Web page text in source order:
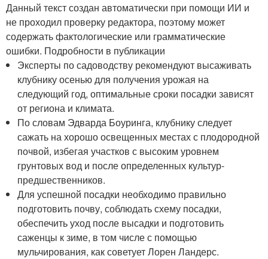
Данный текст создан автоматически при помощи ИИ и
не проходил проверку редактора, поэтому может
содержать фактологические или грамматические
ошибки. Подробности в публикации
Эксперты по садоводству рекомендуют высаживать
клубнику осенью для получения урожая на
следующий год, оптимальные сроки посадки зависят
от региона и климата.
По словам Эдварда Боуринга, клубнику следует
сажать на хорошо освещенных местах с плодородной
почвой, избегая участков с высоким уровнем
грунтовых вод и после определенных культур-
предшественников.
Для успешной посадки необходимо правильно
подготовить почву, соблюдать схему посадки,
обеспечить уход после высадки и подготовить
саженцы к зиме, в том числе с помощью
мульчирования, как советует Лорен Ландерс.